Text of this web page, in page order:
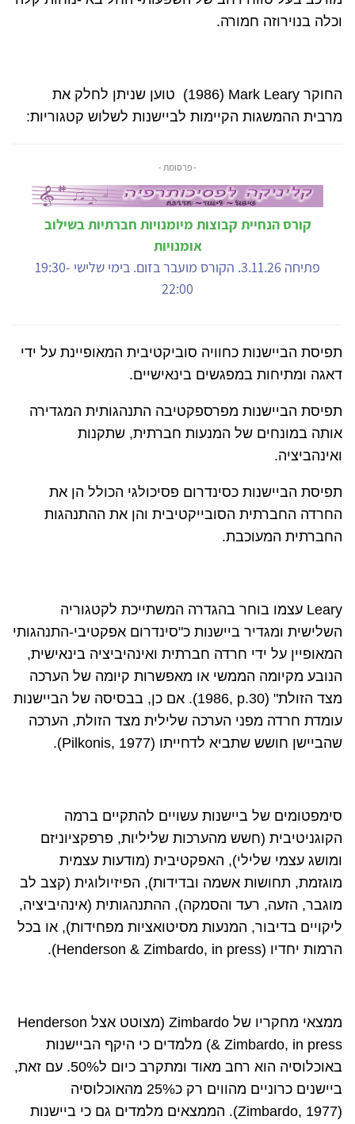
וכלה בנוירוזה חמורה.
החוקר Mark Leary
(
(1986 טוען שניתן לחלק את
מרבית ההמשגות הקיימות לביישנות לשלוש קטגוריות:
- פרסומת -
קורס הנחיית קבוצות מיומנויות חברתיות בשילוב
אומנויות
פתיחה 3.11.26. הקורס מועבר בזום. בימי שלישי 19:30-
22:00
תפיסת הביישנות כחוויה סוביקטיבית המאופיינת על ידי
דאגה ומתיחות במפגשים בינאישיים.
תפיסת הביישנות מפרספקטיבה התנהגותית המגדירה
אותה במונחים של המנעות חברתית, שתקנות
ואינהביציה.
תפיסת הביישנות כסינדרום פסיכולגי הכולל הן את
החרדה החברתית הסובייקטיבית והן את ההתנהגות
החברתית המעוכבת.
Leary עצמו בוחר בהגדרה המשתייכת לקטגוריה
השלישית ומגדיר ביישנות כ"סינדרום אפקטיבי-התנהגותי
המאופיין על ידי חרדה חברתית ואינהיביציה בינאישית,
הנובע מקיומה הממשי או מאפשרות קיומה של הערכה
מצד הזולת" (p.30
1986,). אם כן, בבסיסה של הביישנות
עומדת חרדה מפני הערכה שלילית מצד הזולת, הערכה
שהביישן חושש שתביא לדחייתו (Pilkonis, 1977
).
סימפטומים של ביישנות עשויים להתקיים ברמה
הקוגניטיבית (חשש מהערכות שליליות, פרפקציוניזם
ומושג עצמי שלילי), האפקטיבית (מודעות עצמית
מוגזמת, תחושות אשמה ובדידות), הפיזיולוגית (קצב לב
מוגבר, הזעה, רעד והסמקה), ההתנהגותית (אינהיביציה,
ליקויים בדיבור, המנעות מסיטואציות מפחידות), או בכל
הרמות יחדיו (Henderson & Zimbardo, in press
).
ממצאי מחקריו של Zimbardo (מצוטט אצל Henderson
& Zimbardo, in press) מלמדים כי היקף הביישנות
באוכלוסיה הוא רחב מאוד ומתקרב כיום ל50%. עם זאת,
ביישנים כרוניים מהווים רק כ25% מהאוכלוסיה
(
Zimbardo, 1977). הממצאים מלמדים גם כי ביישנות